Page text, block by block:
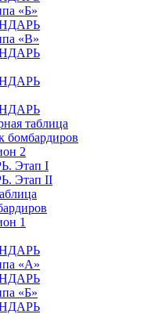
«Б»
«В»
таблица
бомбардиров
2
Этап I
Этап II
1
«А»
«Б»